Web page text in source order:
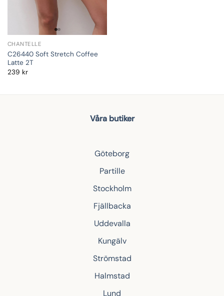
CHANTELLE
C26440 Soft Stretch Coffee
Latte 2T
239 kr
Våra butiker
Göteborg
Partille
Stockholm
Fjällbacka
Uddevalla
Kungälv
Strömstad
Halmstad
Lund